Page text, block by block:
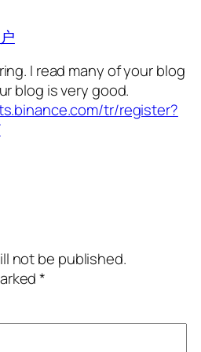
I read many of your blog
blog is very good.
tr/register?
not be published.
*